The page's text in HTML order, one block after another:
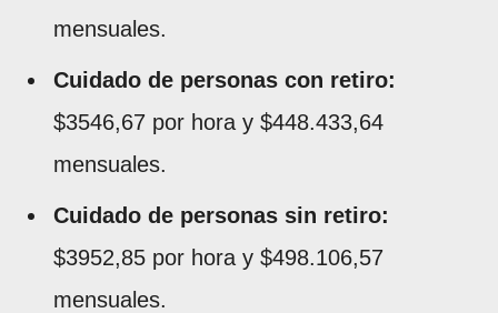
mensuales.
Cuidado de personas con retiro:
$3546,67 por hora y $448.433,64
mensuales.
Cuidado de personas sin retiro:
$3952,85 por hora y $498.106,57
mensuales.